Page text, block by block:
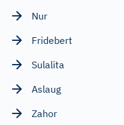
Nur
Fridebert
Sulalita
Aslaug
Zahor